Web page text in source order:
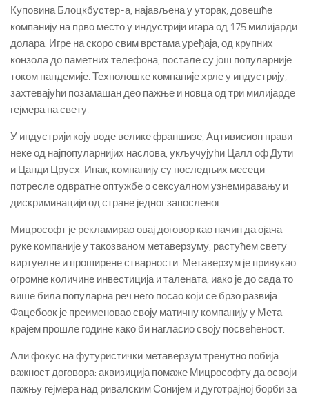
Куповина Блоцкбустер-а, најављена у уторак, довешће
компанију на прво место у индустрији игара од 175 милијарди
долара. Игре на скоро свим врстама уређаја, од крупних
конзола до паметних телефона, постале су још популарније
током пандемије. Технолошке компаније хрле у индустрију,
захтевајући позамашан део пажње и новца од три милијарде
гејмера на свету.
У индустрији коју воде велике франшизе, Ацтивисион прави
неке од најпопуларнијих наслова, укључујући Цалл оф Дути
и Цанди Црусх. Ипак, компанију су последњих месеци
потресле одвратне оптужбе о сексуалном узнемиравању и
дискриминацији од стране једног запосленог.
Мицрософт је рекламирао овај договор као начин да ојача
руке компаније у такозваном метаверзуму, растућем свету
виртуелне и проширене стварности. Метаверзум је привукао
огромне количине инвестиција и талената, иако је до сада то
више била популарна реч него посао који се брзо развија.
Фацебоок је преименовао своју матичну компанију у Мета
крајем прошле године како би нагласио своју посвећеност.
Али фокус на футуристички метаверзум тренутно побија
важност договора: аквизиција помаже Мицрософту да освоји
пажњу гејмера над ривалским Сонијем и дуготрајној борби за